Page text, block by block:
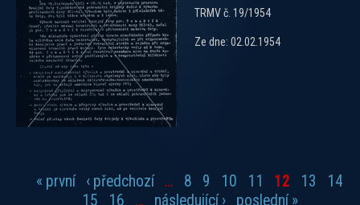
TRMV č. 19/1954
Ze dne: 02.02.1954
Stránky
« první ‹ předchozí … 8 9 10 11 12 13
14
15
16 … následující › poslední »